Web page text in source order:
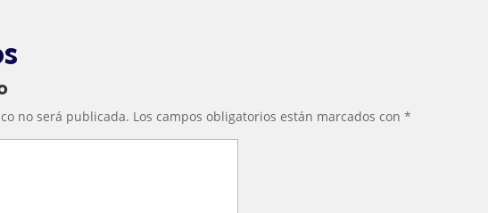
no será publicada. Los campos obligatorios están marcados con*